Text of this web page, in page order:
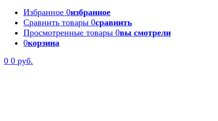
Избранное 0избранное
Сравнить товары 0сравнить
Просмотренные товары 0вы смотрели
0корзина
0 0 руб.